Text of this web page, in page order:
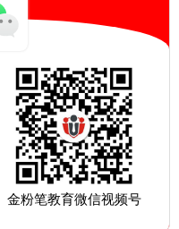
金粉笔教育微信视频号